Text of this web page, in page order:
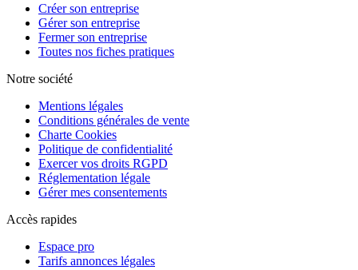
Créer son entreprise
Gérer son entreprise
Fermer son entreprise
Toutes nos fiches pratiques
Notre société
Mentions légales
Conditions générales de vente
Charte Cookies
Politique de confidentialité
Exercer vos droits RGPD
Réglementation légale
Gérer mes consentements
Accès rapides
Espace pro
Tarifs annonces légales